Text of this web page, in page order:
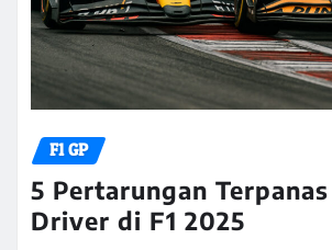
F1 GP
5 Pertarungan
Driver di F1 2025